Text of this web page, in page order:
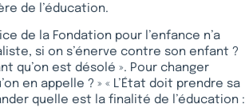
de l’éducation.
de la Fondation pour l’enfance n’a
si on s’énerve contre son enfant ?
qu’on est désolé ». Pour changer
en appelle ? » « L’État doit prendre sa
quelle est la finalité de l’éducation :